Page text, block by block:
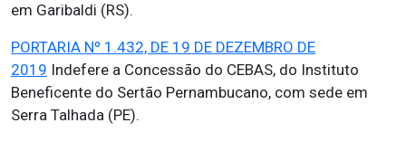
em Garibaldi (RS).
PORTARIA Nº 1.432, DE 19 DE DEZEMBRO DE
2019 Indefere a Concessão do CEBAS, do Instituto
Beneficente do Sertão Pernambucano, com sede em
Serra Talhada (PE).